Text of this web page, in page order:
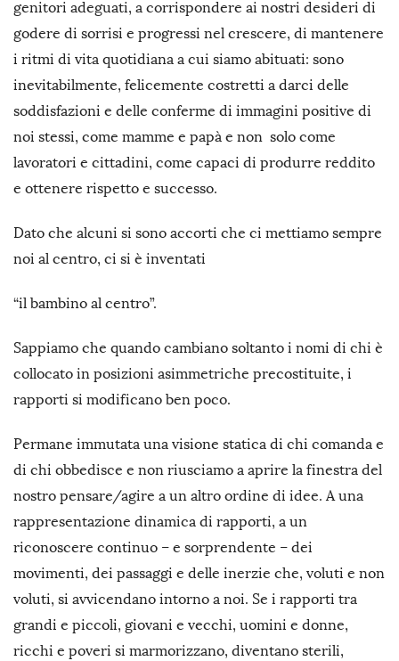
genitori adeguati, a corrispondere ai nostri desideri di
godere di sorrisi e progressi nel crescere, di mantenere
i ritmi di vita quotidiana a cui siamo abituati: sono
inevitabilmente, felicemente costretti a darci delle
soddisfazioni e delle conferme di immagini positive di
noi stessi, come mamme e papà e non solo come
lavoratori e cittadini, come capaci di produrre reddito
e ottenere rispetto e successo.
Dato che alcuni si sono accorti che ci mettiamo sempre
noi al centro, ci si è inventati
“il bambino al centro”.
Sappiamo che quando cambiano soltanto i nomi di chi è
collocato in posizioni asimmetriche precostituite, i
rapporti si modificano ben poco.
Permane immutata una visione statica di chi comanda e
di chi obbedisce e non riusciamo a aprire la finestra del
nostro pensare/agire a un altro ordine di idee. A una
rappresentazione dinamica di rapporti, a un
riconoscere continuo – e sorprendente – dei
movimenti, dei passaggi e delle inerzie che, voluti e non
voluti, si avvicendano intorno a noi. Se i rapporti tra
grandi e piccoli, giovani e vecchi, uomini e donne,
ricchi e poveri si marmorizzano, diventano sterili,